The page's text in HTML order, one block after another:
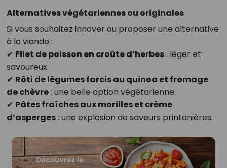
Alternatives végétariennes ou originales
Si vous souhaitez innover ou proposer une alternative
à la viande :
✔ Filet de poisson en croûte d’herbes: léger et
savoureux.
✔ Rôti de légumes farcis au quinoa et fromage
de chèvre: une belle option végétarienne.
✔ Pâtes fraîches aux morilles et crème
d’asperges: une explosion de saveurs printanières.